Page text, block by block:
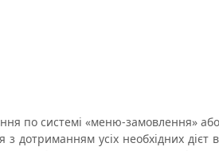
по системі «меню-замовлення»
дотриманням усіх необхідних дієт